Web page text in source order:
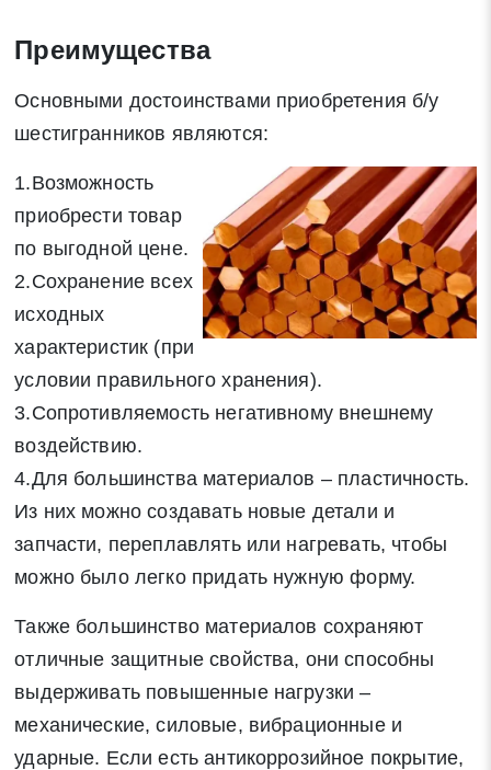
Поиск Закрыть
Преимущества
Основными достоинствами приобретения б/у
шестигранников являются:
1.Возможность
приобрести товар
по выгодной цене.
2.Сохранение всех
исходных
характеристик (при
условии правильного хранения).
3.Сопротивляемость негативному внешнему
воздействию.
4.Для большинства материалов – пластичность.
Из них можно создавать новые детали и
запчасти, переплавлять или нагревать, чтобы
можно было легко придать нужную форму.
Также большинство материалов сохраняют
отличные защитные свойства, они способны
выдерживать повышенные нагрузки –
механические, силовые, вибрационные и
ударные. Если есть антикоррозийное покрытие,
* - обязательные поля для заполнения
Отправить заявку
на обработку своих персональных данных в соответствии со
статьей 9 Федерального закона от 27 июля 2006 г. N 152-ФЗ
«О персональных данных», а также соглашаетесь на
информационную рассылку по средством e-mail или СМС